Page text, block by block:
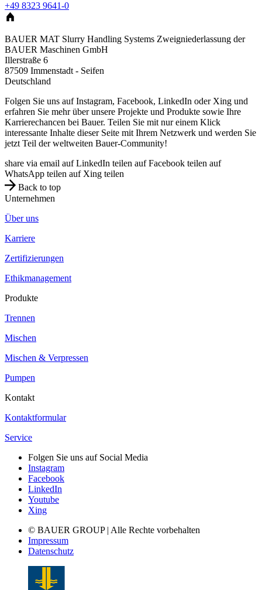
+49 8323 9641-0
BAUER MAT Slurry Handling Systems Zweigniederlassung der
BAUER Maschinen GmbH
Illerstraße 6
87509 Immenstadt - Seifen
Deutschland
Folgen Sie uns auf Instagram, Facebook, LinkedIn oder Xing und
erfahren Sie mehr über unsere Projekte und Produkte sowie Ihre
Karrierechancen bei Bauer. Teilen Sie mit nur einem Klick
interessante Inhalte dieser Seite mit Ihrem Netzwerk und werden Sie
jetzt Teil der weltweiten Bauer-Community!
share via email auf LinkedIn teilen auf Facebook teilen auf
WhatsApp teilen auf Xing teilen
Back to top
Unternehmen
Über uns
Karriere
Zertifizierungen
Ethikmanagement
Produkte
Trennen
Mischen
Mischen & Verpressen
Pumpen
Kontakt
Kontaktformular
Service
Folgen Sie uns auf Social Media
Instagram
Facebook
LinkedIn
Youtube
Xing
© BAUER GROUP | Alle Rechte vorbehalten
Impressum
Datenschutz